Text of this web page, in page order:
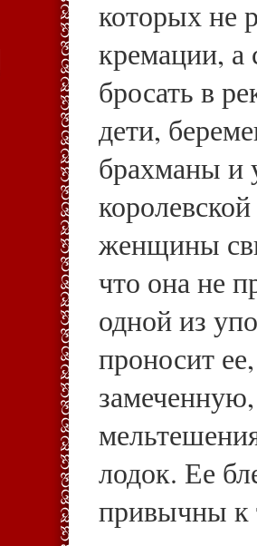
которых не
кремации, а
бросать в
дети,
брахманы и
женщины
что она не
одной из
проносит
лодок. Ее
привычны к